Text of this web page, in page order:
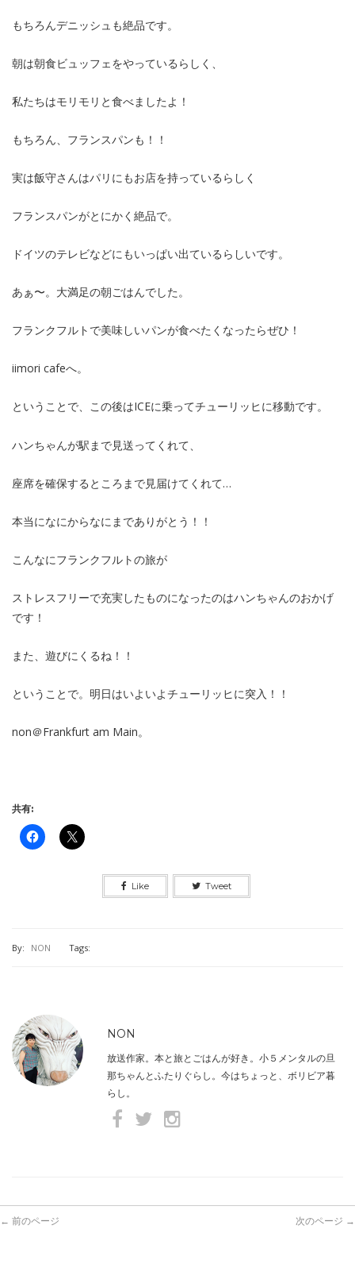
もちろんデニッシュも絶品です。
朝は朝食ビュッフェをやっているらしく、
私たちはモリモリと食べましたよ！
もちろん、フランスパンも！！
実は飯守さんはパリにもお店を持っているらしく
フランスパンがとにかく絶品で。
ドイツのテレビなどにもいっぱい出ているらしいです。
あぁ〜。大満足の朝ごはんでした。
フランクフルトで美味しいパンが食べたくなったらぜひ！
iimori cafeへ。
ということで、この後はICEに乗ってチューリッヒに移動です。
ハンちゃんが駅まで見送ってくれて、
座席を確保するところまで見届けてくれて…
本当になにからなにまでありがとう！！
こんなにフランクフルトの旅が
ストレスフリーで充実したものになったのはハンちゃんのおかげ
です！
また、遊びにくるね！！
ということで。明日はいよいよチューリッヒに突入！！
non＠Frankfurt am Main。
共有:
Like Tweet
By: NON Tags:
NON
放送作家。本と旅とごはんが好き。小５メンタルの旦
那ちゃんとふたりぐらし。今はちょっと、ボリビア暮
らし。
← 前のページ 次のページ →